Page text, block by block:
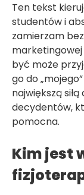
Ten tekst
studentów i
zamierzam
być może
go do
największą
decydentów,
pomocna.
Kim jest